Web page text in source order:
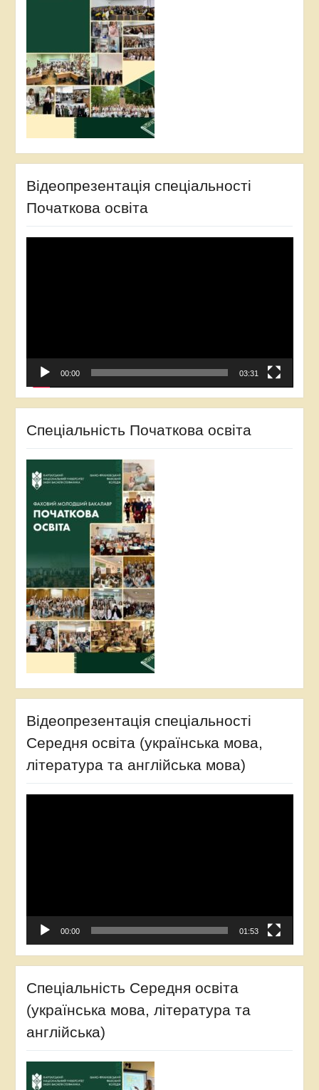
Відеопрезентація спеціальності
Початкова освіта
00:00 03:31
Спеціальність Початкова освіта
Відеопрезентація спеціальності
Середня освіта (українська мова,
література та англійська мова)
00:00 01:53
Спеціальність Середня освіта
(українська мова, література та
англійська)